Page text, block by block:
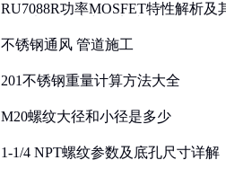
RU7088R功率MOSFET特性解析及
不锈钢通风 管道施工
201不锈钢重量计算方法大全
M20螺纹大径和小径是多少
1-1/4 NPT螺纹参数及底孔尺寸详解